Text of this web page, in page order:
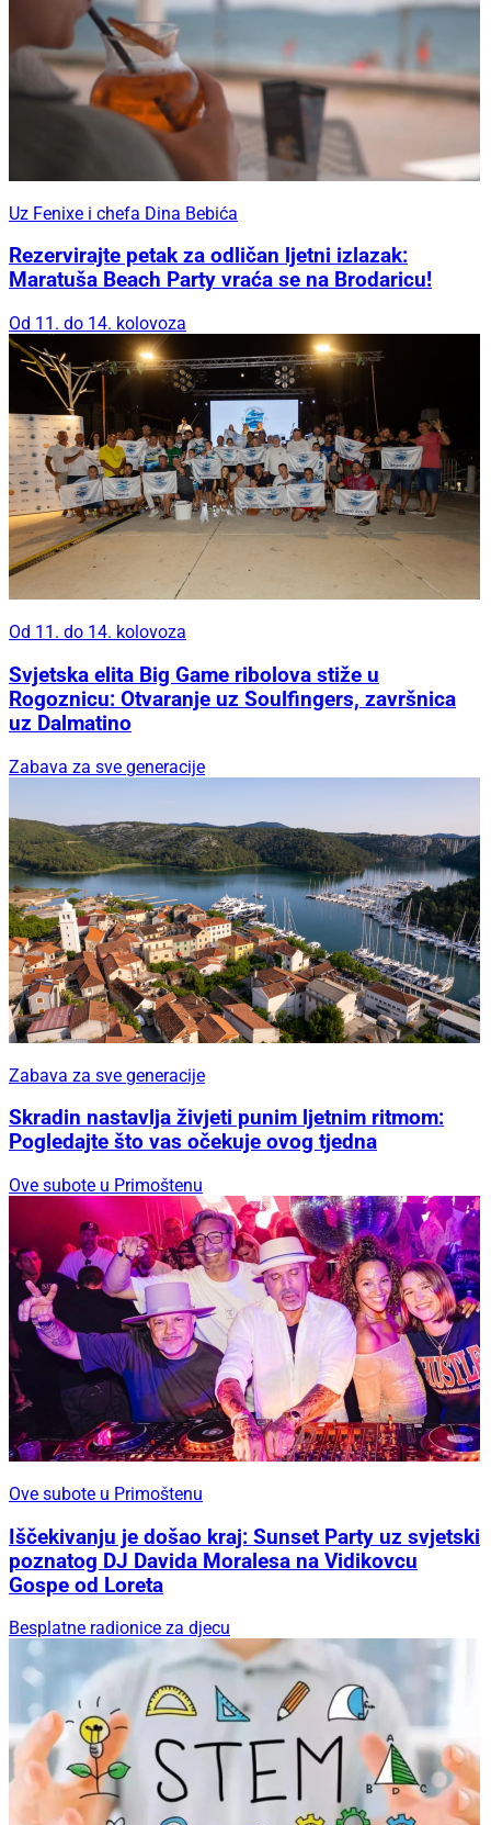
Uz Fenixe i chefa Dina Bebića
Rezervirajte petak za odličan ljetni izlazak:
Maratuša Beach Party vraća se na Brodaricu!
Od 11. do 14. kolovoza
Od 11. do 14. kolovoza
Svjetska elita Big Game ribolova stiže u
Rogoznicu: Otvaranje uz Soulfingers, završnica
uz Dalmatino
Zabava za sve generacije
Zabava za sve generacije
Skradin nastavlja živjeti punim ljetnim ritmom:
Pogledajte što vas očekuje ovog tjedna
Ove subote u Primoštenu
Ove subote u Primoštenu
Iščekivanju je došao kraj: Sunset Party uz svjetski
poznatog DJ Davida Moralesa na Vidikovcu
Gospe od Loreta
Besplatne radionice za djecu